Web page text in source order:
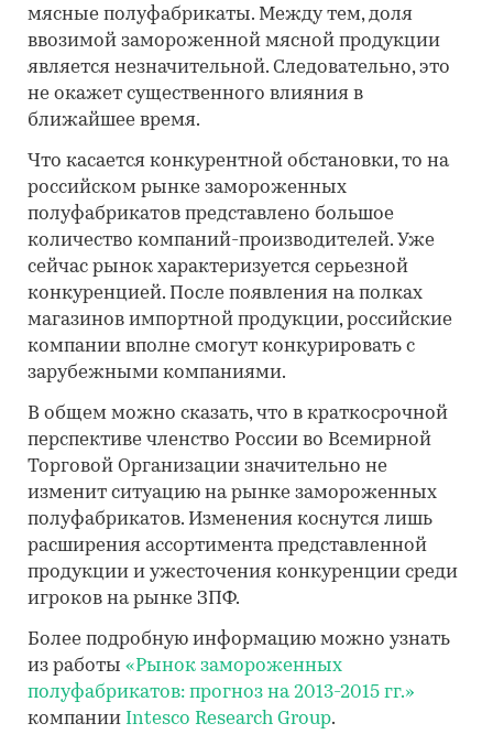
мясные полуфабрикаты. Между тем, доля
ввозимой замороженной мясной продукции
является незначительной. Следовательно, это
не окажет существенного влияния в
ближайшее время.
Что касается конкурентной обстановки, то на
российском рынке замороженных
полуфабрикатов представлено большое
количество компаний-производителей. Уже
сейчас рынок характеризуется серьезной
конкуренцией. После появления на полках
магазинов импортной продукции, российские
компании вполне смогут конкурировать с
зарубежными компаниями.
В общем можно сказать, что в краткосрочной
перспективе членство России во Всемирной
Торговой Организации значительно не
изменит ситуацию на рынке замороженных
полуфабрикатов. Изменения коснутся лишь
расширения ассортимента представленной
продукции и ужесточения конкуренции среди
игроков на рынке ЗПФ.
Более подробную информацию можно узнать
из работы «Рынок замороженных
полуфабрикатов: прогноз на 2013-2015 гг.»
компании Intesco Research Group.